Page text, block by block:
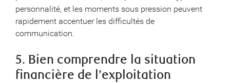
personnalité, et les moments sous pression peuvent
rapidement accentuer les difficultés de
communication.
5. Bien comprendre la situation
financière de l’exploitation